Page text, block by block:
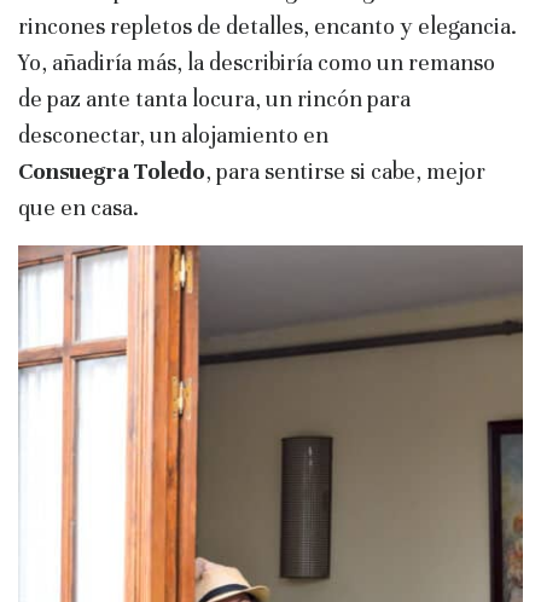
rincones repletos de detalles, encanto y elegancia.
Yo, añadiría más, la describiría como un remanso
de paz ante tanta locura, un rincón para
desconectar, un alojamiento en
ConsuegraToledo, para sentirse si cabe, mejor
que en casa.